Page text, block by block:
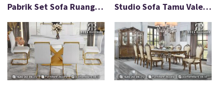
Pabrik Set Sofa Ruang Tamu Warna Netral FS-922 Studio Sofa Tamu Valero Mewah Desain Keren FS-921